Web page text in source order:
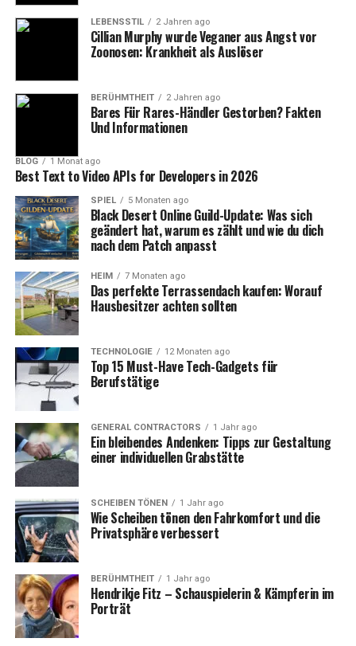
2. Professionelle Kameraqualität
Das iPhone 15 Pro Max verfügt über ein fortschrittliches
Dreifach-Kamerasystem mit einer verbesserten
Telefotolinse, die einen 10-fachen optischen Zoom
bietet. Dank der innovativen
Bildverarbeitungstechnologie gelingen beeindruckende
Fotos auch bei schlechten Lichtverhältnissen.
3.Robustes Design
Mit einem Gehäuse aus Titan ist das iPhone 15 Pro Max
sowohl leicht als auch robust. Das Gerät ist zudem
wasserdicht und staubgeschützt, was es ideal für den
täglichen Gebrauch macht.
4.Brillantes Display
Das 6,7-Zoll-Super-Retina-XDR-Display mit ProMotion-
Technologie liefert gestochen scharfe Bilder und eine
flüssige Bildwiederholrate von 120 Hz. Ideal für Videos,
Spiele und mehr.
Die besten Anbieter für iPhone
15 Pro Max Verträge
1.Telekom
Die Telekom bietet zahlreiche attraktive Tarife für das
iphone 15 pro max vertrag. Mit einer hervorragenden
Netzabdeckung und exklusiven Vorteilen wie 5G-
Unterstützung ist die Telekom eine ausgezeichnete
Wahl. Besonders interessant sind die MagentaMobil-
LEBENSSTIL 2 Jahren ago
Cillian Murphy wurde Veganer aus Angst vor
Zoonosen: Krankheit als Auslöser
BERÜHMTHEIT 2 Jahren ago
Bares Für Rares-Händler Gestorben? Fakten
Und Informationen
BLOG 1 Monat ago
Best Text to Video APIs for Developers in 2026
SPIEL 5 Monaten ago
Black Desert Online Guild-Update: Was sich
geändert hat, warum es zählt und wie du dich
nach dem Patch anpasst
HEIM 7 Monaten ago
Das perfekte Terrassendach kaufen: Worauf
Hausbesitzer achten sollten
TECHNOLOGIE 12 Monaten ago
Top 15 Must-Have Tech-Gadgets für
Berufstätige
GENERAL CONTRACTORS 1 Jahr ago
Ein bleibendes Andenken: Tipps zur Gestaltung
einer individuellen Grabstätte
SCHEIBEN TÖNEN 1 Jahr ago
Wie Scheiben tönen den Fahrkomfort und die
Privatsphäre verbessert
BERÜHMTHEIT 1 Jahr ago
Hendrikje Fitz – Schauspielerin & Kämpferin im
Porträt